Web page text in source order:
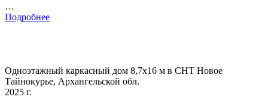
…
Подробнее
Одноэтажный каркасный дом 8,7х16 м в СНТ Новое
Тайнокурье, Архангельской обл.
2025 г.